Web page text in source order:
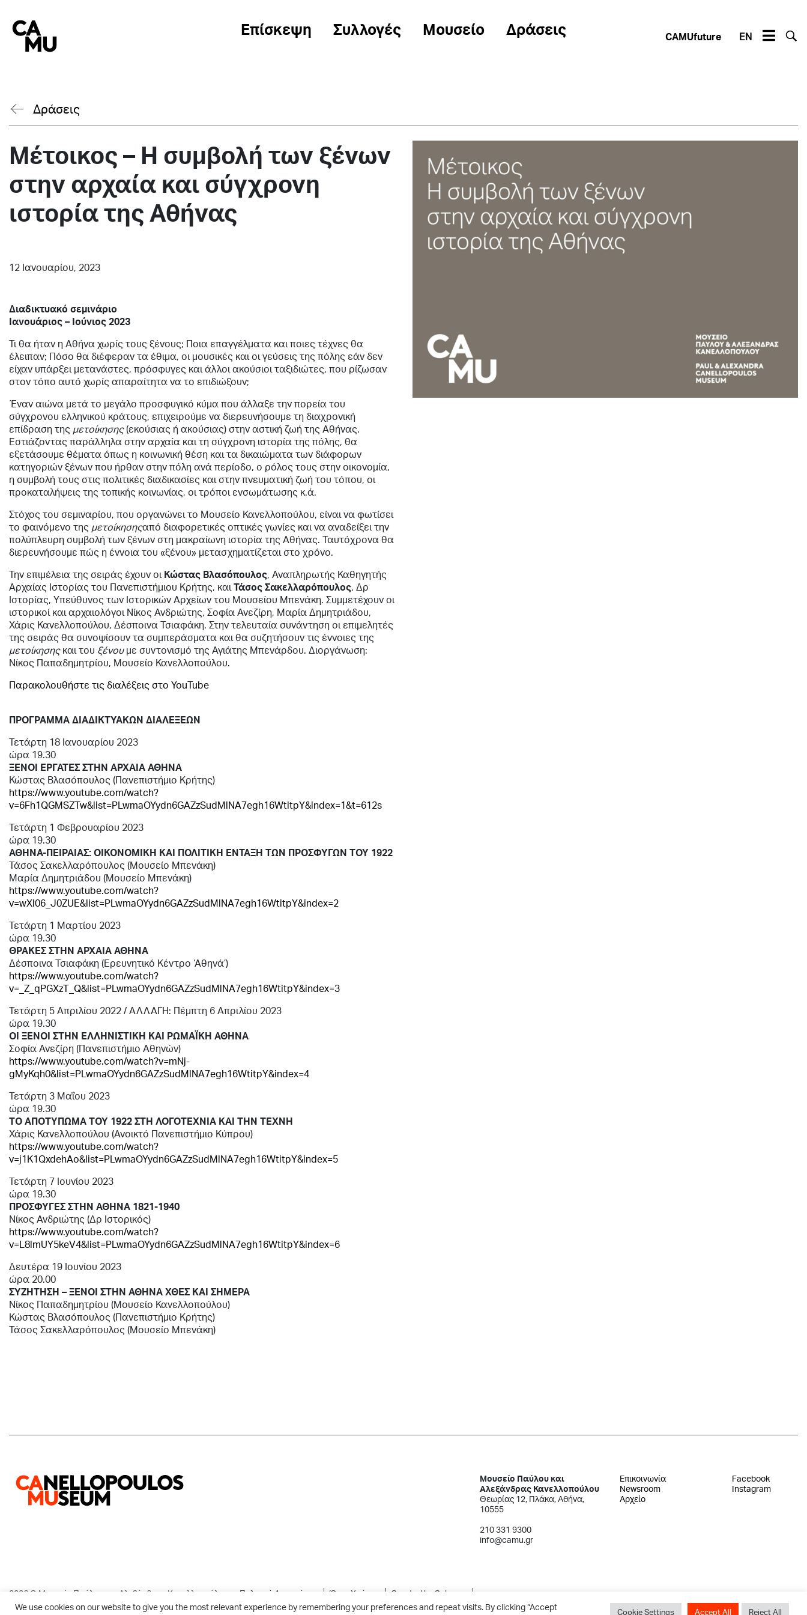
content
Επίσκεψη Συλλογές Μουσείο Δράσεις CAMUfuture EN
Δράσεις
Μέτοικος – Η συμβολή των ξένων
στην αρχαία και σύγχρονη
ιστορία της Αθήνας
12 Ιανουαρίου, 2023
Διαδικτυακό σεμινάριο
Ιανουάριος – Ιούνιος 2023
Τι θα ήταν η Αθήνα χωρίς τους ξένους; Ποια επαγγέλματα και ποιες τέχνες θα
έλειπαν; Πόσο θα διέφεραν τα έθιμα, οι μουσικές και οι γεύσεις της πόλης εάν δεν
είχαν υπάρξει μετανάστες, πρόσφυγες και άλλοι ακούσιοι ταξιδιώτες, που ρίζωσαν
στον τόπο αυτό χωρίς απαραίτητα να το επιδιώξουν;
Έναν αιώνα μετά το μεγάλο προσφυγικό κύμα που άλλαξε την πορεία του
σύγχρονου ελληνικού κράτους, επιχειρούμε να διερευνήσουμε τη διαχρονική
επίδραση της μετοίκησης(εκούσιας ή ακούσιας) στην αστική ζωή της Αθήνας.
Εστιάζοντας παράλληλα στην αρχαία και τη σύγχρονη ιστορία της πόλης, θα
εξετάσουμε θέματα όπως η κοινωνική θέση και τα δικαιώματα των διάφορων
κατηγοριών ξένων που ήρθαν στην πόλη ανά περίοδο, ο ρόλος τους στην οικονομία,
η συμβολή τους στις πολιτικές διαδικασίες και στην πνευματική ζωή του τόπου, οι
προκαταλήψεις της τοπικής κοινωνίας, οι τρόποι ενσωμάτωσης κ.ά.
Στόχος του σεμιναρίου, που οργανώνει το Μουσείο Κανελλοπούλου, είναι να φωτίσει
το φαινόμενο της μετοίκησηςαπό διαφορετικές οπτικές γωνίες και να αναδείξει την
πολύπλευρη συμβολή των ξένων στη μακραίωνη ιστορία της Αθήνας. Ταυτόχρονα θα
διερευνήσουμε πώς η έννοια του «ξένου» μετασχηματίζεται στο χρόνο.
Την επιμέλεια της σειράς έχουν οι Κώστας Βλασόπουλος, Αναπληρωτής Καθηγητής
Αρχαίας Ιστορίας του Πανεπιστήμιου Κρήτης, και Τάσος Σακελλαρόπουλος, Δρ
Ιστορίας, Υπεύθυνος των Ιστορικών Αρχείων του Μουσείου Μπενάκη. Συμμετέχουν οι
ιστορικοί και αρχαιολόγοι Νίκος Ανδριώτης, Σοφία Ανεζίρη, Μαρία Δημητριάδου,
Χάρις Κανελλοπούλου, Δέσποινα Τσιαφάκη. Στην τελευταία συνάντηση οι επιμελητές
της σειράς θα συνοψίσουν τα συμπεράσματα και θα συζητήσουν τις έννοιες της
μετοίκησηςκαι του ξένουμε συντονισμό της Αγιάτης Μπενάρδου. Διοργάνωση:
Νίκος Παπαδημητρίου, Μουσείο Κανελλοπούλου.
Παρακολουθήστε τις διαλέξεις στο YouTube
ΠΡΟΓΡΑΜΜΑ ΔΙΑΔΙΚΤΥΑΚΩΝ ΔΙΑΛΕΞΕΩΝ
Τετάρτη 18 Ιανουαρίου 2023
ώρα 19.30
ΞΕΝΟΙ ΕΡΓΑΤΕΣ ΣΤΗΝ ΑΡΧΑΙΑ ΑΘΗΝΑ
Κώστας Βλασόπουλος (Πανεπιστήμιο Κρήτης)
https://www.youtube.com/watch?
v=6Fh1QGMSZTw&list=PLwmaOYydn6GAZzSudMlNA7egh16WtitpY&index=1&t=612s
Τετάρτη 1 Φεβρουαρίου 2023
ώρα 19.30
ΑΘΗΝΑ-ΠΕΙΡΑΙΑΣ: ΟΙΚΟΝΟΜΙΚΗ ΚΑΙ ΠΟΛΙΤΙΚΗ ΕΝΤΑΞΗ ΤΩΝ ΠΡΟΣΦΥΓΩΝ ΤΟΥ 1922
Τάσος Σακελλαρόπουλος (Μουσείο Μπενάκη)
Μαρία Δημητριάδου (Μουσείο Μπενάκη)
https://www.youtube.com/watch?
v=wXl06_J0ZUE&list=PLwmaOYydn6GAZzSudMlNA7egh16WtitpY&index=2
Τετάρτη 1 Μαρτίου 2023
ώρα 19.30
ΘΡΑΚΕΣ ΣΤΗΝ ΑΡΧΑΙΑ ΑΘΗΝΑ
Δέσποινα Τσιαφάκη (Ερευνητικό Κέντρο ‘Αθηνά’)
https://www.youtube.com/watch?
v=_Z_qPGXzT_Q&list=PLwmaOYydn6GAZzSudMlNA7egh16WtitpY&index=3
Τετάρτη 5 Απριλίου 2022 / ΑΛΛΑΓΗ: Πέμπτη 6 Απριλίου 2023
ώρα 19.30
ΟΙ ΞΕΝΟΙ ΣΤΗΝ ΕΛΛΗΝΙΣΤΙΚΗ ΚΑΙ ΡΩΜΑΪΚΗ ΑΘΗΝΑ
Σοφία Ανεζίρη (Πανεπιστήμιο Αθηνών)
https://www.youtube.com/watch?v=mNj-
gMyKqh0&list=PLwmaOYydn6GAZzSudMlNA7egh16WtitpY&index=4
Τετάρτη 3 Μαΐου 2023
ώρα 19.30
ΤΟ ΑΠΟΤΥΠΩΜΑ ΤΟΥ 1922 ΣΤΗ ΛΟΓΟΤΕΧΝΙΑ ΚΑΙ ΤΗΝ ΤΕΧΝΗ
Χάρις Κανελλοπούλου (Ανοικτό Πανεπιστήμιο Κύπρου)
https://www.youtube.com/watch?
v=j1K1QxdehAo&list=PLwmaOYydn6GAZzSudMlNA7egh16WtitpY&index=5
Τετάρτη 7 Ιουνίου 2023
ώρα 19.30
ΠΡΟΣΦΥΓΕΣ ΣΤΗΝ ΑΘΗΝΑ 1821-1940
Νίκος Ανδριώτης (Δρ Ιστορικός)
https://www.youtube.com/watch?
v=L8lmUY5keV4&list=PLwmaOYydn6GAZzSudMlNA7egh16WtitpY&index=6
Δευτέρα 19 Ιουνίου 2023
ώρα 20.00
ΣΥΖΗΤΗΣΗ – ΞΕΝΟΙ ΣΤΗΝ ΑΘΗΝΑ ΧΘΕΣ ΚΑΙ ΣΗΜΕΡΑ
Νίκος Παπαδημητρίου (Μουσείο Κανελλοπούλου)
Κώστας Βλασόπουλος (Πανεπιστήμιο Κρήτης)
Τάσος Σακελλαρόπουλος (Μουσείο Μπενάκη)
Μουσείο Παύλου και
Αλεξάνδρας Κανελλοπούλου
Θεωρίας 12, Πλάκα, Αθήνα,
10555
210 331 9300
info@camu.gr
Επικοινωνία
Newsroom
Αρχείο
Facebook
Instagram
2026 © Μουσείο Παύλου και Αλεξάνδρας Κανελλοπούλου Πολιτική Απορρήτου Όροι Χρήσης
Created by Schema
We use cookies on our website to give you the most relevant experience by remembering your preferences and repeat visits. By clicking “Accept
Cookie Settings Accept All Reject All